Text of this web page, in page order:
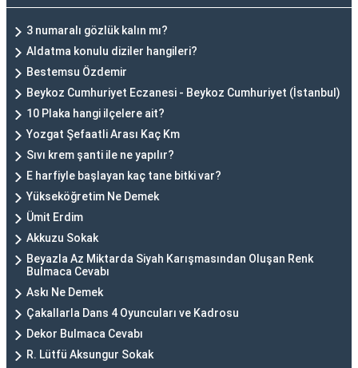
3 numaralı gözlük kalın mı?
Aldatma konulu diziler hangileri?
Bestemsu Özdemir
Beykoz Cumhuriyet Eczanesi - Beykoz Cumhuriyet (İstanbul)
10 Plaka hangi ilçelere ait?
Yozgat Şefaatli Arası Kaç Km
Sıvı krem şanti ile ne yapılır?
E harfiyle başlayan kaç tane bitki var?
Yükseköğretim Ne Demek
Ümit Erdim
Akkuzu Sokak
Beyazla Az Miktarda Siyah Karışmasından Oluşan Renk
Bulmaca Cevabı
Askı Ne Demek
Çakallarla Dans 4 Oyuncuları ve Kadrosu
Dekor Bulmaca Cevabı
R. Lütfü Aksungur Sokak